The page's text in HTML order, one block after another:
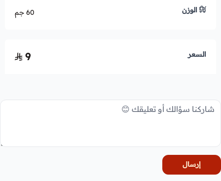
الوزن 60 جم
السعر 9
إرسال